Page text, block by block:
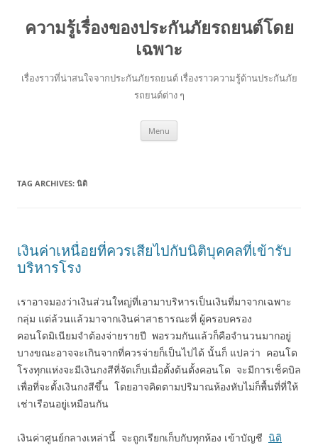
ความรู้เรื่องของประกันภัยรถยนต์โดย
เฉพาะ
เรื่องราวที่น่าสนใจจากประกันภัยรถยนต์ เรื่องราวความรู้ด้านประกันภัย
รถยนต์ต่าง ๆ
Menu
TAG ARCHIVES: นิติ
เงินค่าเหนื่อยที่ควรเสียไปกับนิติบุคคลที่เข้ารับ
บริหารโรง
เราอาจมองว่าเงินส่วนใหญ่ที่เอามาบริหารเป็นเงินที่มาจากเฉพาะ
กลุ่ม แต่ล้วนแล้วมาจากเงินค่าสาธารณะที่ ผู้ครอบครอง
คอนโดมิเนียมจำต้องจ่ายรายปี พอรวมกันแล้วก็คือจำนวนมากอยู่
บางขณะอาจจะเกินจากที่ควรจ่ายก็เป็นไปได้ นั้นก็ แปลว่า คอนโด
โรงทุกแห่งจะมีเงินกงสีที่จัดเก็บเมื่อตั้งต้นตั้งคอนโด จะมีการเช็คบิล
เพื่อที่จะตั้งเงินกงสีขึ้น โดยอาจคิดตามปริมาณห้องหับไม่ก็พื้นที่ที่ให้
เช่าเรือนอยู่เหมือนกัน
เงินค่าศูนย์กลางเหล่านี้ จะถูกเรียกเก็บกับทุกห้อง เข้าบัญชี นิติ